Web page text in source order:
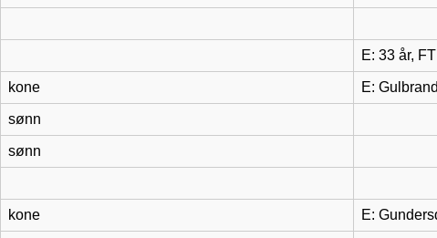
E: 33 år,
kone E:
sønn
sønn
kone E: